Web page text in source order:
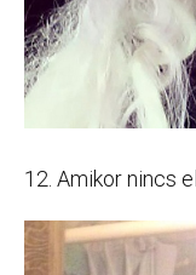
12. Amikor nincs